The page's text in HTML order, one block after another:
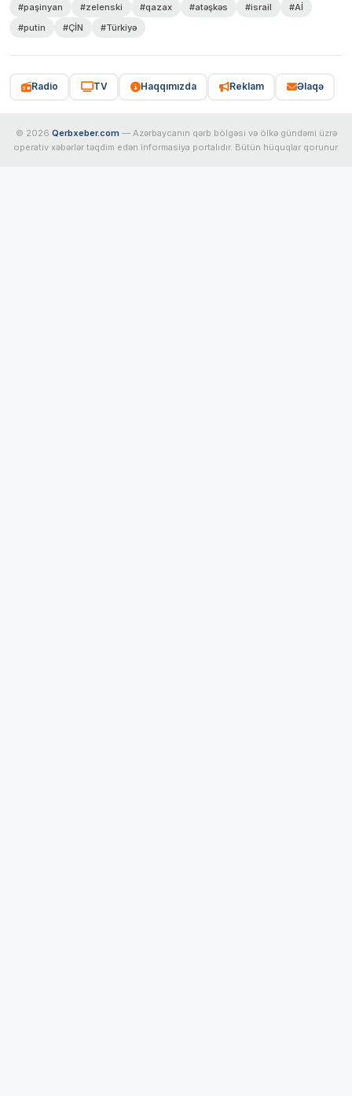
#paşinyan
#zelenski #qazax #atəşkəs #israil
#Aİ
#putin
#ÇİN #Türkiyə
Radio TV Haqqımızda Reklam Əlaqə
© 2026 Qerbxeber.com — Azərbaycanın qərb bölgəsi və ölkə gündəmi üzrə
operativ xəbərlər təqdim edən informasiya portalıdır. Bütün hüquqlar qorunur.